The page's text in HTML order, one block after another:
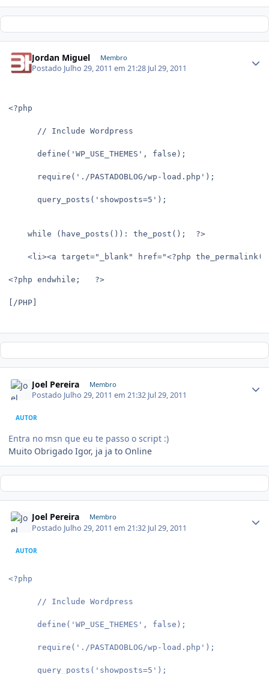
Jordan Miguel Membro
Postado Julho 29, 2011 em 21:28 Jul 29, 2011
<?php
      // Include Wordpress
      define('WP_USE_THEMES', false);
      require('./PASTADOBLOG/wp-load.php');
      query_posts('showposts=5');
    while (have_posts()): the_post();  ?>
<li><a target="_blank" href="<?php
<?php endwhile;   ?>
[/PHP]
Joel Pereira Membro
Postado Julho 29, 2011 em 21:32 Jul 29, 2011
AUTOR
Entra no msn que eu te passo o script :)
Muito Obrigado Igor, ja ja to Online
Joel Pereira Membro
Postado Julho 29, 2011 em 21:32 Jul 29, 2011
AUTOR
<?php
      // Include Wordpress
      define('WP_USE_THEMES', false);
      require('./PASTADOBLOG/wp-load.php');
      query_posts('showposts=5');